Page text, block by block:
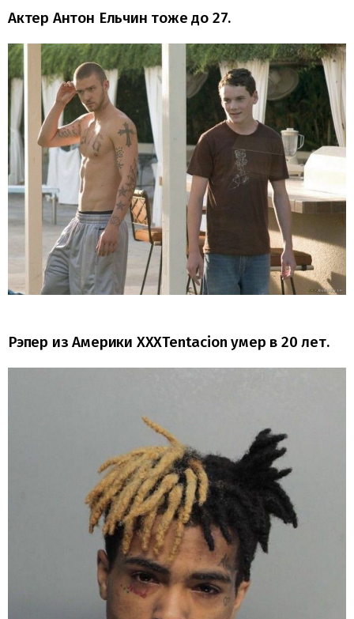
Актер Антон Ельчин тоже до 27.
Рэпер из Америки XXXTentacion умер в 20 лет.